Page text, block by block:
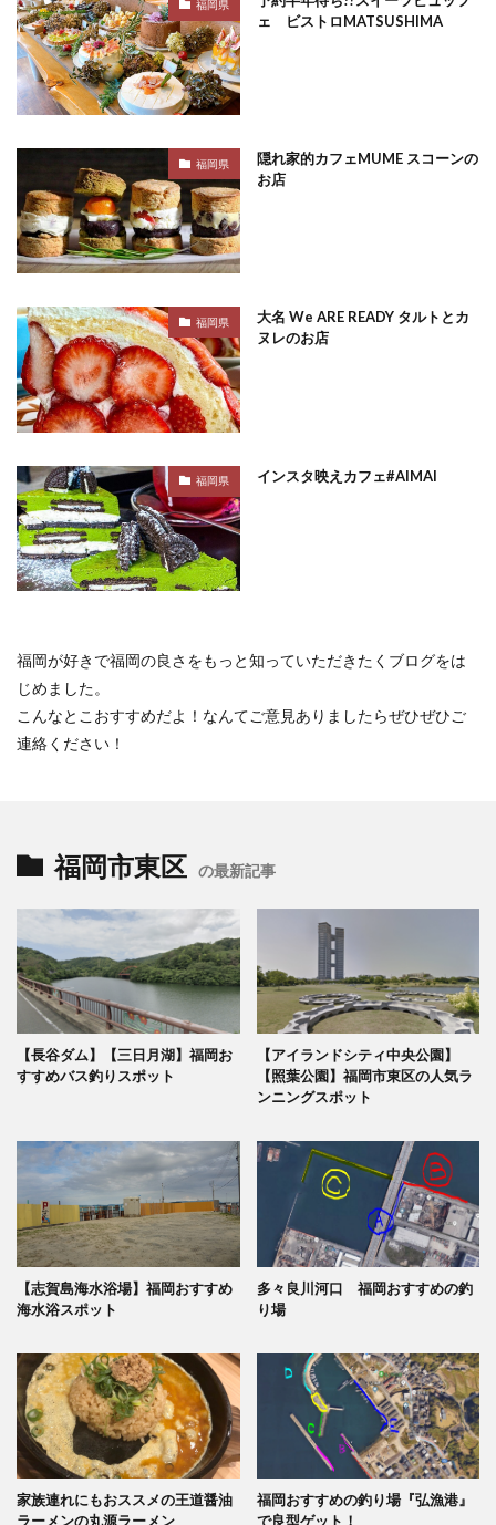
福岡県
ェ ビストロMATSUSHIMA
福岡県
隠れ家的カフェMUME スコーンの
お店
福岡県
大名 We ARE READY タルトとカ
ヌレのお店
福岡県 インスタ映えカフェ#AIMAI
福岡が好きで福岡の良さをもっと知っていただきたくブログをは
じめました。
こんなとこおすすめだよ！なんてご意見ありましたらぜひぜひご
連絡ください！
福岡市東区 の最新記事
【長谷ダム】【三日月湖】福岡お
すすめバス釣りスポット
【アイランドシティ中央公園】
【照葉公園】福岡市東区の人気ラ
ンニングスポット
【志賀島海水浴場】福岡おすすめ
海水浴スポット
多々良川河口 福岡おすすめの釣
り場
家族連れにもおススメの王道醤油
ラーメンの丸源ラーメン
福岡おすすめの釣り場『弘漁港』
で良型ゲット！